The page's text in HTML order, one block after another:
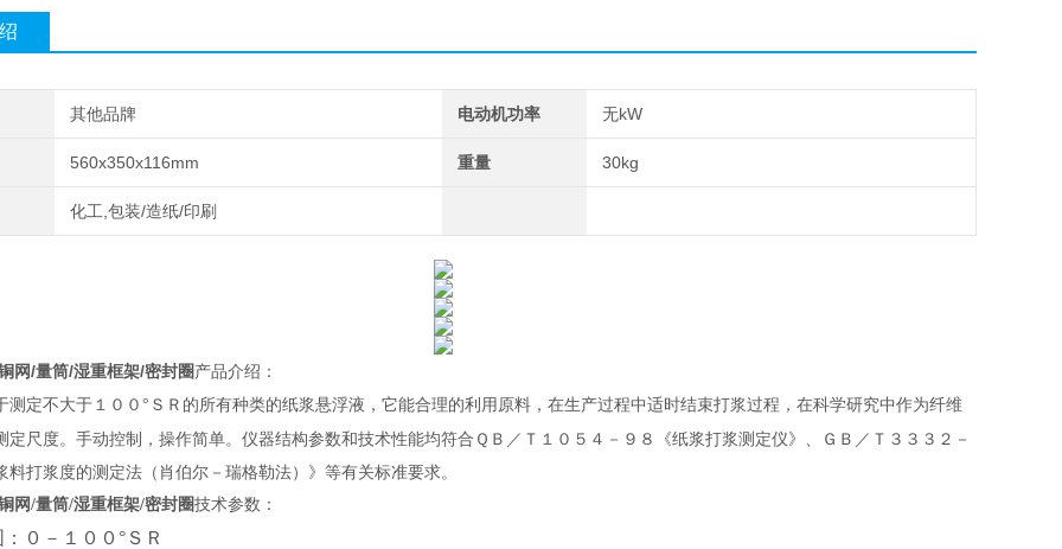
其他品牌 电动机功率 无kW
560x350x116mm 重量 30kg
化工,包装/造纸/印刷
网/量筒/湿重框架/密封圈产品介绍：
测定不大于１００ °ＳＲ的所有种类的纸浆悬浮液，它能合理的利用原料，在生产过程中适时结束打浆过程，在科学研究中作为纤维
定尺度。手动控制，操作简单。仪器结构参数和技术性能均符合ＱＢ／Ｔ１０５４－９８《纸浆打浆测定仪》、ＧＢ／Ｔ３３３２－
料打浆度的测定法（肖伯尔－瑞格勒法）》等有关标准要求。
网/量筒/湿重框架/密封圈技术参数：
０－１００°ＳＲ